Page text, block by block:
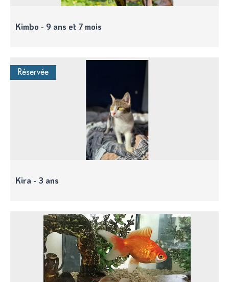
Kimbo - 9 ans et 7 mois
Réservée
Kira - 3 ans